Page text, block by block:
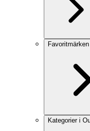
Kategorier i